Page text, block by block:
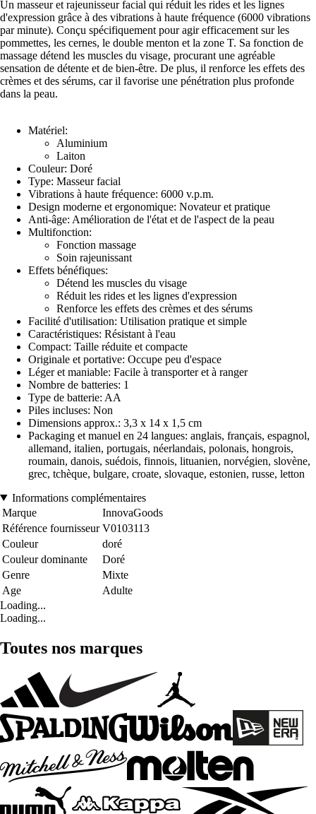
Un masseur et rajeunisseur facial qui réduit les rides et les lignes
d'expression grâce à des vibrations à haute fréquence (6000 vibrations
par minute). Conçu spécifiquement pour agir efficacement sur les
pommettes, les cernes, le double menton et la zone T. Sa fonction de
massage détend les muscles du visage, procurant une agréable
sensation de détente et de bien-être. De plus, il renforce les effets des
crèmes et des sérums, car il favorise une pénétration plus profonde
dans la peau.
Matériel:
Aluminium
Laiton
Couleur: Doré
Type: Masseur facial
Vibrations à haute fréquence: 6000 v.p.m.
Design moderne et ergonomique: Novateur et pratique
Anti-âge: Amélioration de l'état et de l'aspect de la peau
Multifonction:
Fonction massage
Soin rajeunissant
Effets bénéfiques:
Détend les muscles du visage
Réduit les rides et les lignes d'expression
Renforce les effets des crèmes et des sérums
Facilité d'utilisation: Utilisation pratique et simple
Caractéristiques: Résistant à l'eau
Compact: Taille réduite et compacte
Originale et portative: Occupe peu d'espace
Léger et maniable: Facile à transporter et à ranger
Nombre de batteries: 1
Type de batterie: AA
Piles incluses: Non
Dimensions approx.: 3,3 x 14 x 1,5 cm
Packaging et manuel en 24 langues: anglais, français, espagnol,
allemand, italien, portugais, néerlandais, polonais, hongrois,
roumain, danois, suédois, finnois, lituanien, norvégien, slovène,
grec, tchèque, bulgare, croate, slovaque, estonien, russe, letton
Informations complémentaires
Marque
InnovaGoods
Référence fournisseur V0103113
Couleur
doré
Couleur dominante
Doré
Genre
Mixte
Age
Adulte
Loading...
Loading...
Toutes nos marques